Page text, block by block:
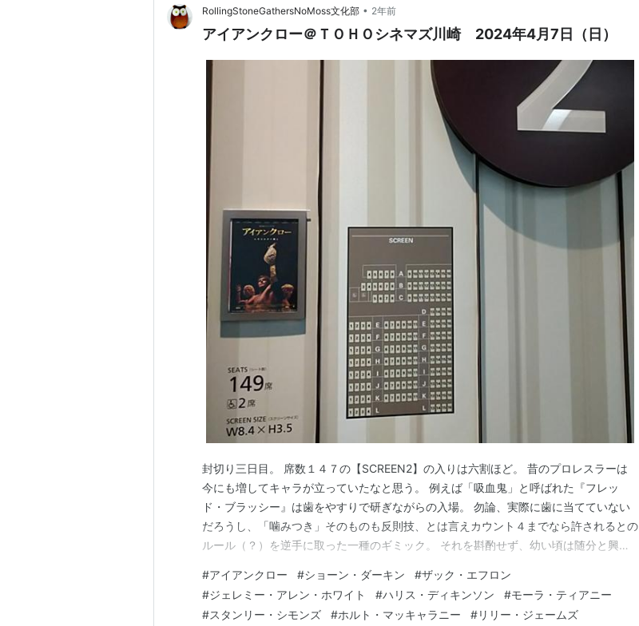
RollingStoneGathersNoMoss文化部 • 2年前
アイアンクロー＠ＴＯＨＯシネマズ川崎 2024年4月7日（日）
封切り三日目。 席数１４７の【SCREEN2】の入りは六割ほど。 昔のプロレスラーは
今にも増してキャラが立っていたなと思う。 例えば「吸血鬼」と呼ばれた『フレッ
ド・ブラッシー』は歯をやすりで研ぎながらの入場。 勿論、実際に歯に当てていない
だろうし、「噛みつき」そのものも反則技、とは言えカウント４までなら許されるとの
ルール（？）を逆手に取った一種のギミック。 それを斟酌せず、幼い頃は随分と興奮
ビンソン』なら「人間風車（ダブルアーム・スープレックス）」、『ブルーノ・サンマ
ルチノ』なら「人間発電所」で「カナディアン・バッ…
#アイアンクロー #ショーン・ダーキン #ザック・エフロン
#ジェレミー・アレン・ホワイト #ハリス・ディキンソン #モーラ・ティアニー
#スタンリー・シモンズ #ホルト・マッキャラニー #リリー・ジェームズ